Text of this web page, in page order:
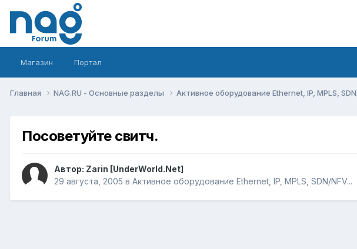
Магазин Портал
Главная NAG.RU - Основные разделы Активное оборудование Ethernet, IP, MPLS,
Посоветуйте свитч.
Автор: Zarin [UnderWorld.Net]
29 августа, 2005 в Активное оборудование Ethernet, IP, MPLS, SDN/NFV...